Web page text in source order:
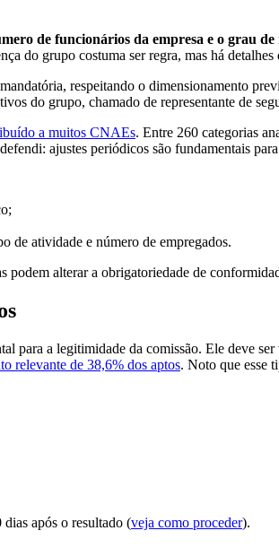
de funcionários da empresa e o grau
do grupo costuma ser regra, mas há
respeitando o dimensionamento
do grupo, chamado de representante de
a muitos CNAEs. Entre 260 categorias
ajustes periódicos são fundamentais
de atividade e número de empregados.
podem alterar a obrigatoriedade de
para a legitimidade da comissão. Ele deve
relevante de 38,6% dos aptos. Noto que esse
após o resultado (veja como proceder).